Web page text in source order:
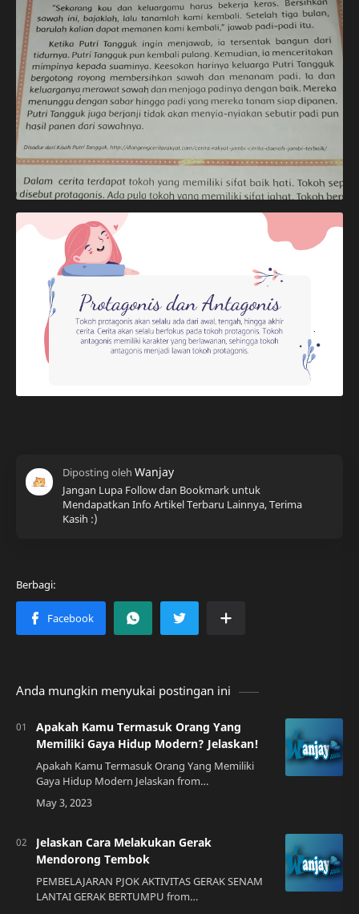
Jangan Lupa Follow dan Bookmark untuk
Mendapatkan Info Artikel Terbaru Lainnya, Terima
Kasih :)
Anda mungkin menyukai postingan ini
Apakah Kamu Termasuk Orang Yang
Memiliki Gaya Hidup Modern? Jelaskan!
Apakah Kamu Termasuk Orang Yang Memiliki
Gaya Hidup Modern Jelaskan from
rsudsyamsudin.orgPendahuluan Siapa yang
tidak ingin memiliki gaya hidup modern? Gaya
Jelaskan Cara Melakukan Gerak
Mendorong Tembok
PEMBELAJARAN PJOK AKTIVITAS GERAK SENAM
LANTAI GERAK BERTUMPU from